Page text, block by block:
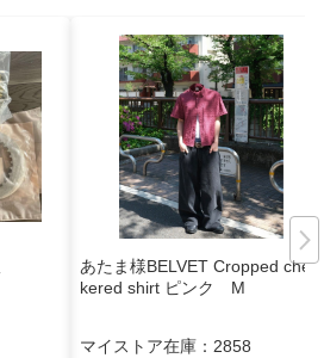
あたま様BELVET Cropped chec
kered shirt ピンク M
マイストア在庫： 2858